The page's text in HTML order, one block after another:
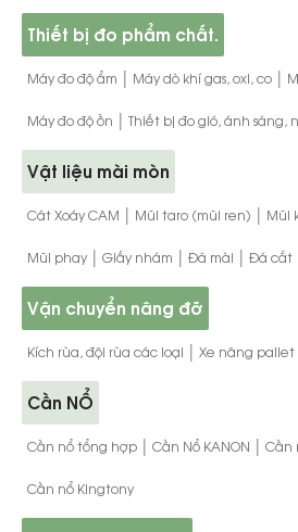
Thiết bị đo phẩm chất.
Máy đo độ ẩm | Máy dò khí gas, oxi, co |
Máy đo độ ồn | Thiết bị đo gió, ánh sáng,
Vật liệu mài mòn
Cát Xoáy CAM | Mũi taro (mũi ren) | Mũi
Mũi phay | Giấy nhám | Đá mài | Đá cắt
Vận chuyển nâng đỡ
Kích rùa, đội rùa các loại | Xe nâng pallet
Cần NỔ
Cần nổ tổng hợp | Cần Nổ KANON | Cần
Cần nổ Kingtony